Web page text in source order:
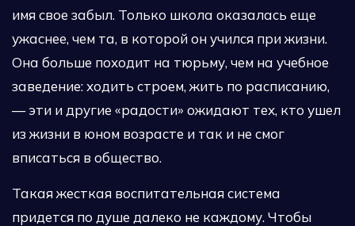
имя свое забыл. Только школа оказалась еще
ужаснее, чем та, в которой он учился при жизни.
Она больше походит на тюрьму, чем на учебное
заведение: ходить строем, жить по расписанию,
— эти и другие «радости» ожидают тех, кто ушел
из жизни в юном возрасте и так и не смог
вписаться в общество.
Такая жесткая воспитательная система
придется по душе далеко не каждому. Чтобы